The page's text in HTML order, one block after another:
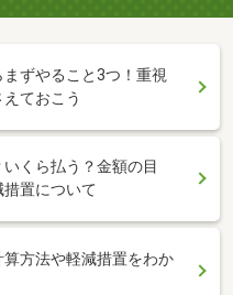
ずやること3つ！重視
ておこう
くら払う？金額の目
置について
方法や軽減措置をわか